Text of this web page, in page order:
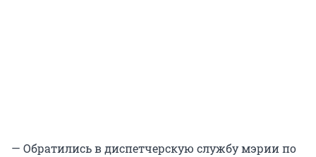
— Обратились в диспетчерскую службу мэрии по